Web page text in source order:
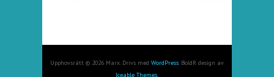
Upphovsrätt © 2026 Marx. Drivs med WordPress. BoldR design av
Iceable Themes.